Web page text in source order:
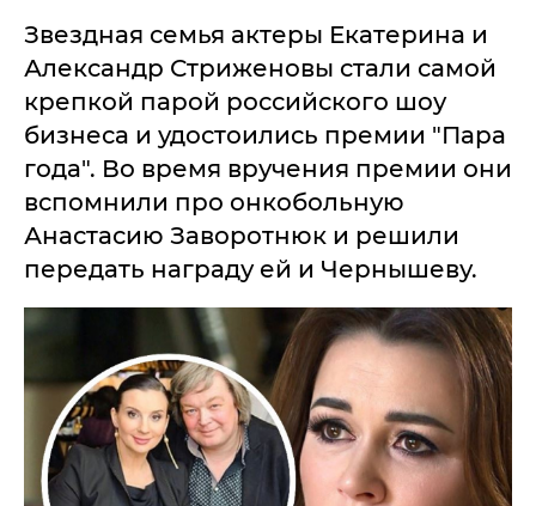
Звездная семья актеры Екатерина и
Александр Стриженовы стали самой
крепкой парой российского шоу
бизнеса и удостоились премии "Пара
года". Во время вручения премии они
вспомнили про онкобольную
Анастасию Заворотнюк и решили
передать награду ей и Чернышеву.